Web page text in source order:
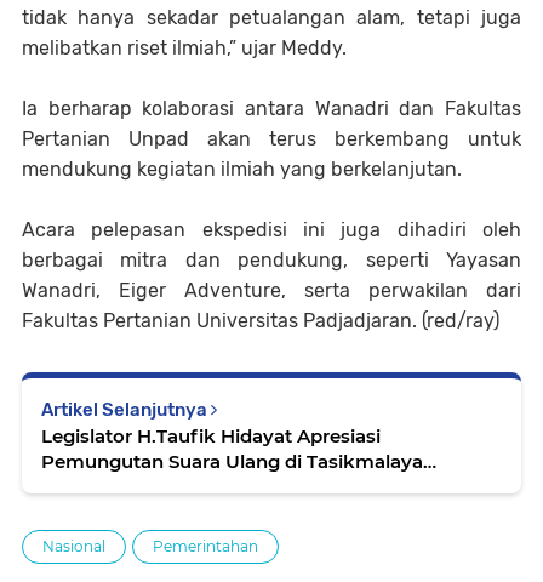
tidak hanya sekadar petualangan alam, tetapi juga
melibatkan riset ilmiah,” ujar Meddy.
Ia berharap kolaborasi antara Wanadri dan Fakultas
Pertanian Unpad akan terus berkembang untuk
mendukung kegiatan ilmiah yang berkelanjutan.
Acara pelepasan ekspedisi ini juga dihadiri oleh
berbagai mitra dan pendukung, seperti Yayasan
Wanadri, Eiger Adventure, serta perwakilan dari
Fakultas Pertanian Universitas Padjadjaran. (red/ray)
Artikel Selanjutnya
Legislator H.Taufik Hidayat Apresiasi
Pemungutan Suara Ulang di Tasikmalaya
Nasional Pemerintahan